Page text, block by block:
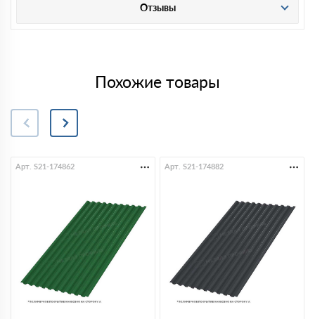
Отзывы
Похожие товары
Арт. S21-174862 Арт. S21-174882